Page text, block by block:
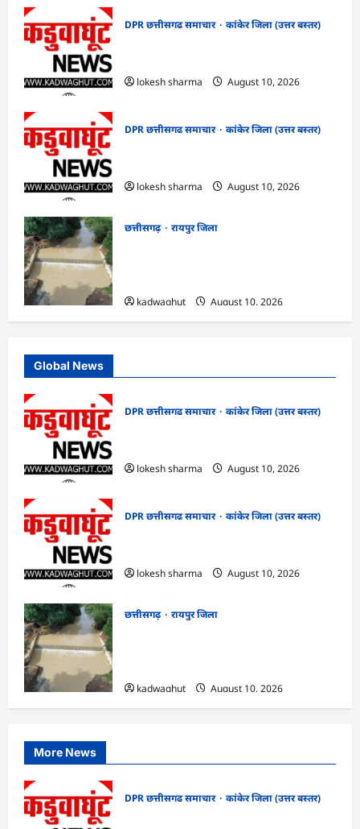
DPR छत्तीसगढ समाचार
कांकेर जिला (उत्तर बस्तर)
lokesh sharma
August 10, 2026
DPR छत्तीसगढ समाचार
कांकेर जिला (उत्तर बस्तर)
lokesh sharma
August 10, 2026
छत्तीसगढ़
रायपुर जिला
kadwaghut
August 10, 2026
Global News
DPR छत्तीसगढ समाचार
कांकेर जिला (उत्तर बस्तर)
lokesh sharma
August 10, 2026
DPR छत्तीसगढ समाचार
कांकेर जिला (उत्तर बस्तर)
lokesh sharma
August 10, 2026
छत्तीसगढ़
रायपुर जिला
kadwaghut
August 10, 2026
More News
DPR छत्तीसगढ समाचार
कांकेर जिला (उत्तर बस्तर)